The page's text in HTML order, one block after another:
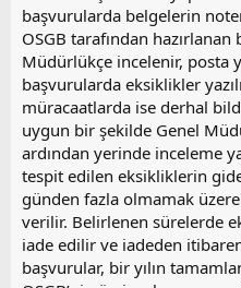
başvurularda belgelerin
OSGB tarafından hazırlanan
Müdürlükçe incelenir, posta
başvurularda eksiklikler
müracaatlarda ise derhal
uygun bir şekilde Genel
ardından yerinde inceleme
tespit edilen eksikliklerin
günden fazla olmamak
verilir. Belirlenen sürelerde
iade edilir ve iadeden
başvurular, bir yılın